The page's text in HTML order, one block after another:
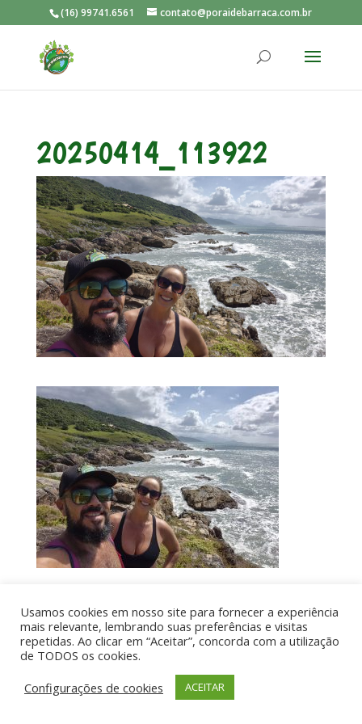
(16) 99741.6561 contato@poraidebarraca.com.br
20250414_113922
Por aí de Barraca - direitos reservados - Desenvolvido
por UIA WEB
Usamos cookies em nosso site para fornecer a experiência
mais relevante, lembrando suas preferências e visitas
repetidas. Ao clicar em “Aceitar”, concorda com a utilização
de TODOS os cookies.
Configurações de cookies
ACEITAR